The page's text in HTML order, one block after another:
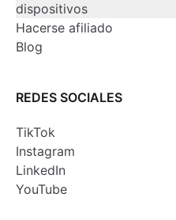
dispositivos
Hacerse afiliado
Blog
REDES SOCIALES
TikTok
Instagram
LinkedIn
YouTube